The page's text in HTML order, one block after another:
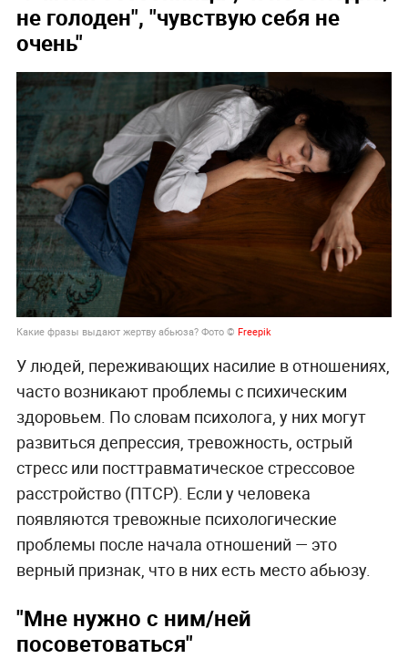
не голоден", "чувствую себя не
очень"
Какие фразы выдают жертву абьюза? Фото © Freepik
У людей, переживающих насилие в отношениях,
часто возникают проблемы с психическим
здоровьем. По словам психолога, у них могут
развиться депрессия, тревожность, острый
стресс или посттравматическое стрессовое
расстройство (ПТСР). Если у человека
появляются тревожные психологические
проблемы после начала отношений — это
верный признак, что в них есть место абьюзу.
"Мне нужно с ним/ней
посоветоваться"